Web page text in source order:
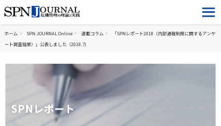
ホーム SPN JOURNAL Online 連載コラム
「SPNレポート2018（内部通報制度に関するアンケ
ート調査結果）」公表しました（2018.7)
SPNレポート